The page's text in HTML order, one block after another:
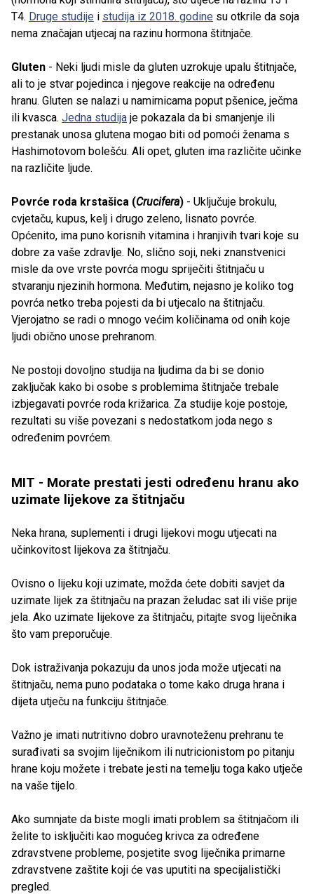
T4. Druge studije i studija iz 2018. godine su otkrile da soja
nema značajan utjecaj na razinu hormona štitnjače.
Gluten - Neki ljudi misle da gluten uzrokuje upalu štitnjače,
ali to je stvar pojedinca i njegove reakcije na određenu
hranu. Gluten se nalazi u namirnicama poput pšenice, ječma
ili kvasca. Jedna studija je pokazala da bi smanjenje ili
prestanak unosa glutena mogao biti od pomoći ženama s
Hashimotovom bolešću. Ali opet, gluten ima različite učinke
na različite ljude.
Povrće roda krstašica (Crucifera) - Uključuje brokulu,
cvjetaču, kupus, kelj i drugo zeleno, lisnato povrće.
Općenito, ima puno korisnih vitamina i hranjivih tvari koje su
dobre za vaše zdravlje. No, slično soji, neki znanstvenici
misle da ove vrste povrća mogu spriječiti štitnjaču u
stvaranju njezinih hormona. Međutim, nejasno je koliko tog
povrća netko treba pojesti da bi utjecalo na štitnjaču.
Vjerojatno se radi o mnogo većim količinama od onih koje
ljudi obično unose prehranom.
Ne postoji dovoljno studija na ljudima da bi se donio
zaključak kako bi osobe s problemima štitnjače trebale
izbjegavati povrće roda križarica. Za studije koje postoje,
rezultati su više povezani s nedostatkom joda nego s
određenim povrćem.
MIT - Morate prestati jesti određenu hranu ako
uzimate lijekove za štitnjaču
Neka hrana, suplementi i drugi lijekovi mogu utjecati na
učinkovitost lijekova za štitnjaču.
Ovisno o lijeku koji uzimate, možda ćete dobiti savjet da
uzimate lijek za štitnjaču na prazan želudac sat ili više prije
jela. Ako uzimate lijekove za štitnjaču, pitajte svog liječnika
što vam preporučuje.
Dok istraživanja pokazuju da unos joda može utjecati na
štitnjaču, nema puno podataka o tome kako druga hrana i
dijeta utječu na funkciju štitnjače.
Važno je imati nutritivno dobro uravnoteženu prehranu te
surađivati sa svojim liječnikom ili nutricionistom po pitanju
hrane koju možete i trebate jesti na temelju toga kako utječe
na vaše tijelo.
Ako sumnjate da biste mogli imati problem sa štitnjačom ili
želite to isključiti kao mogućeg krivca za određene
zdravstvene probleme, posjetite svog liječnika primarne
zdravstvene zaštite koji će vas uputiti na specijalistički
pregled.